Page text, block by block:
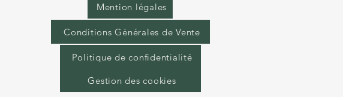
Mention légales
Conditions Générales de Vente
Politique de confidentialité
Gestion des cookies